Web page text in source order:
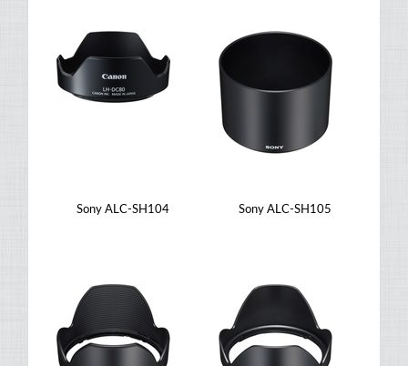
Sony ALC-SH104 Sony ALC-SH105